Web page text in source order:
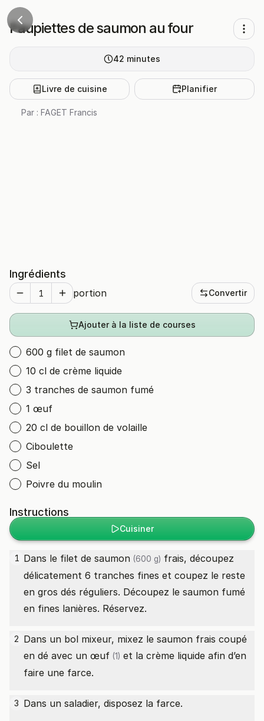
Paupiettes de saumon au four
42 minutes
Livre de cuisine Planifier
Par : FAGET Francis
Ingrédients
portion Convertir
Ajouter à la liste de courses
600 g filet de saumon
10 cl de crème liquide
3 tranches de saumon fumé
1 œuf
20 cl de bouillon de volaille
Ciboulette
Sel
Poivre du moulin
Instructions
Cuisiner
1 Dans le filet de saumon (600 g) frais, découpez
délicatement 6 tranches fines et coupez le reste
en gros dés réguliers. Découpez le saumon fumé
en fines lanières. Réservez.
2 Dans un bol mixeur, mixez le saumon frais coupé
en dé avec un œuf (1) et la crème liquide afin d’en
faire une farce.
3 Dans un saladier, disposez la farce.